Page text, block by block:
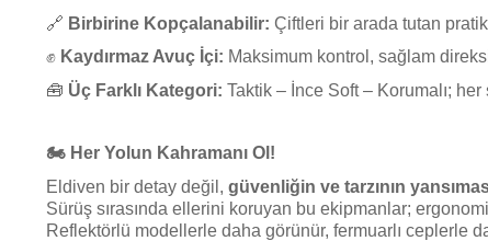
🔗 Birbirine Kopçalanabilir: Çiftleri bir arada tutan pratik
✊ Kaydırmaz Avuç İçi: Maksimum kontrol, sağlam
🧰 Üç Farklı Kategori: Taktik – İnce Soft – Korumalı;
🏍️ Her Yolun Kahramanı Ol!
Eldiven bir detay değil, güvenliğin ve tarzının
Sürüş sırasında ellerini koruyan bu ekipmanlar;
Reflektörlü modellerle daha görünür, fermuarlı ceplerle